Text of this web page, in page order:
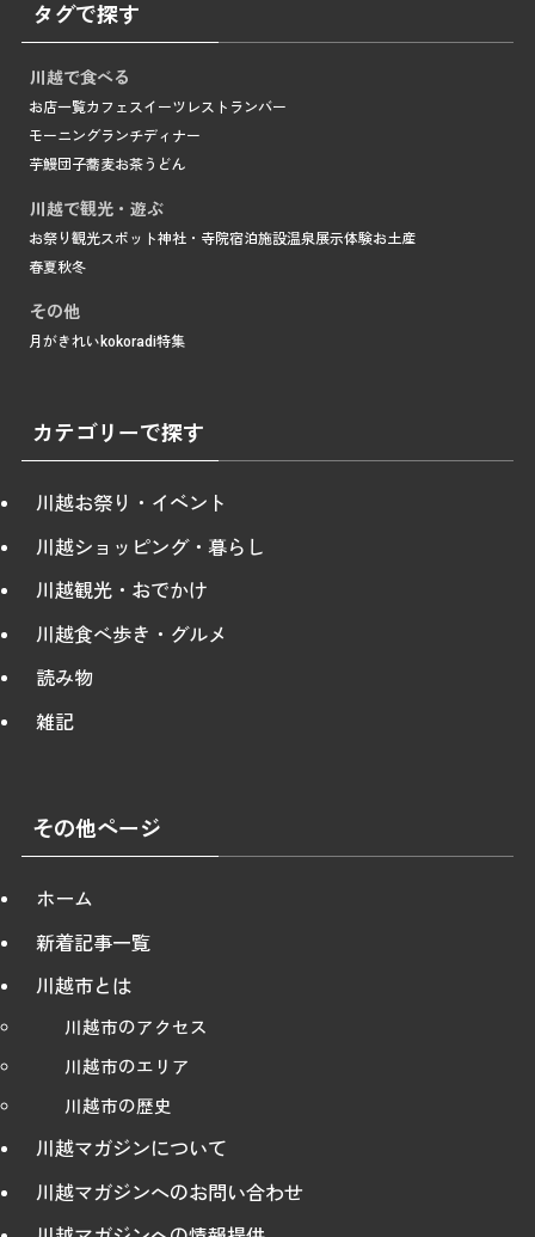
タグで探す
川越で食べる
お店一覧カフェ スイーツ レストランバー
モーニングランチディナー
芋鰻団子蕎麦お茶うどん
川越で観光・遊ぶ
お祭り 観光スポット神社・寺院宿泊施設温泉展示体験お土産
春夏秋冬
その他
月がきれい kokoradi特集
カテゴリーで探す
川越お祭り・イベント
川越ショッピング・暮らし
川越観光・おでかけ
川越食べ歩き・グルメ
読み物
雑記
その他ページ
ホーム
新着記事一覧
川越市とは
川越市のアクセス
川越市のエリア
川越市の歴史
川越マガジンについて
川越マガジンへのお問い合わせ